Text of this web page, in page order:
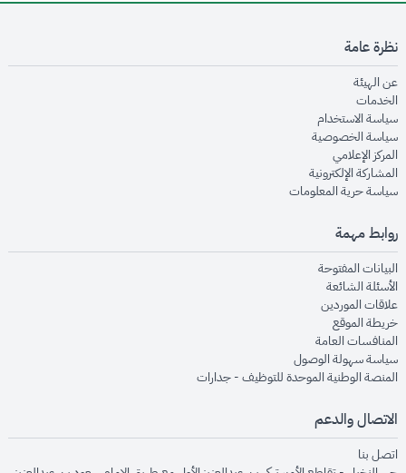
نظرة عامة
عن الهيئةopens in new window
الخدماتopens in new window
سياسة الاستخدام
سياسة الخصوصيةopens in new window
المركز الإعلاميopens in new window
المشاركة الإلكترونيةopens in new window
سياسة حرية المعلوماتopens in new window
روابط مهمة
البيانات المفتوحةopens in new window
الأسئلة الشائعةopens in new window
علاقات الموردينopens in new window
خريطة الموقعopens in new window
المنافسات العامةopens in new window
سياسة سهولة الوصولopens in new window
المنصة الوطنية الموحدة للتوظيف - جداراتopens in new window
الاتصال والدعم
اتصل بنا